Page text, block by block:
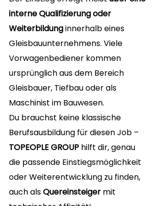
interne Qualifizierung oder
Weiterbildung innerhalb eines
Gleisbauunternehmens. Viele
Vorwagenbediener kommen
ursprünglich aus dem Bereich
Gleisbauer, Tiefbau oder als
Maschinist im Bauwesen.
Du brauchst keine klassische
Berufsausbildung für diesen Job –
TOPEOPLE GROUP hilft dir, genau
die passende Einstiegsmöglichkeit
oder Weiterentwicklung zu finden,
auch als Quereinsteiger mit